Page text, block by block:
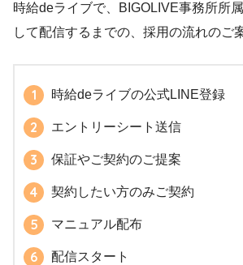
時給deライブで、BIGOLIVE事務所所
して配信するまでの、採用の流れのご
時給deライブの公式LINE登録
エントリーシート送信
保証やご契約のご提案
契約したい方のみご契約
マニュアル配布
配信スタート